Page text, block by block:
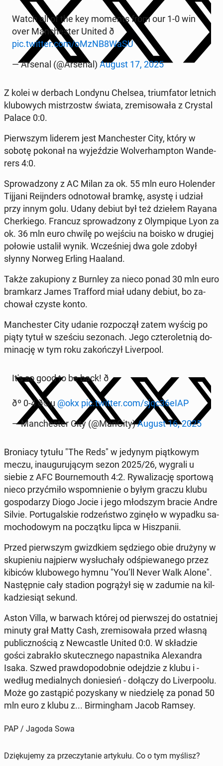
Watch all of the key moments from our 1-0 win
over Man­che­ster United ð️
pic.twitter.com/oMzNB8WaSU
— Arsenal (@Arsenal) August 17, 2025
Z kolei w derbach Londynu Chelsea, trium­fa­tor letnich
klu­bo­wych mi­strzostw świata, zre­mi­so­wa­ła z Crystal
Palace 0:0.
Pierw­szym liderem jest Man­che­ster City, który w
sobotę pokonał na wy­jeź­dzie Wo­lver­hamp­ton Wan­de­
rers 4:0.
Spro­wa­dzo­ny z AC Milan za ok. 55 mln euro Ho­len­der
Tijjani Re­ijn­ders od­no­to­wał bramkę, asystę i udział
przy innym golu. Udany debiut był też dziełem Rayana
Cher­kie­go. Francuz spro­wa­dzo­ny z Olym­pi­que Lyon za
ok. 36 mln euro chwilę po wejściu na boisko w drugiej
połowie ustalił wynik. Wcze­śniej dwa gole zdobył
słynny Norweg Erling Haaland.
Także za­ku­pio­ny z Burnley za nieco ponad 30 mln euro
bram­karz James Traf­ford miał udany debiut, bo za­
cho­wał czyste konto.
Man­che­ster City udanie roz­po­czął zatem wyścig po
piąty tytuł w sześciu se­zo­nach. Jego czte­ro­let­nią do­
mi­na­cję w tym roku za­koń­czył Li­ver­po­ol.
It's so good to be back! ð
ðº 0-4 ð©µ @okx pic.twitter.com/sjqc36eIAP
— Man­che­ster City (@ManCity)August 16, 2025
Bro­nia­cy tytułu "The Reds" w jedynym piąt­ko­wym
meczu, in­au­gu­ru­ją­cym sezon 2025/26, wygrali u
siebie z AFC Bo­ur­ne­mo­uth 4:2. Ry­wa­li­za­cję spor­to­wą
nieco przy­ćmi­ło wspo­mnie­nie o byłym graczu klubu
go­spo­da­rzy Diogo Jocie i jego młod­szym bracie Andre
Silvie. Por­tu­gal­skie ro­dzeń­stwo zginęło w wypadku sa­
mo­cho­do­wym na po­cząt­ku lipca w Hisz­pa­nii.
Przed pierw­szym gwizd­kiem sę­dzie­go obie drużyny w
sku­pie­niu naj­pierw wy­słu­cha­ły od­śpie­wa­ne­go przez
kibiców klu­bo­we­go hymnu "You’ll Never Walk Alone".
Na­stęp­nie cały stadion po­grą­żył się w zadumie na kil­
ka­dzie­siąt sekund.
Aston Villa, w barwach której od pierw­szej do ostat­niej
minuty grał Matty Cash, zre­mi­so­wa­ła przed własną
pu­blicz­no­ścią z New­ca­stle United 0:0. W skła­dzie
gości za­bra­kło sku­tecz­ne­go na­past­ni­ka Ale­xan­dra
Isaka. Szwed praw­do­po­dob­nie odej­dzie z klubu i -
według me­dial­nych do­nie­sień - dołączy do Li­ver­po­olu.
Może go za­stą­pić po­zy­ska­ny w nie­dzie­lę za ponad 50
mln euro z klubu z... Bir­ming­ham Jacob Ramsey.
PAP / Jagoda Sowa
Dziękujemy za przeczytanie artykułu. Co o tym myślisz?